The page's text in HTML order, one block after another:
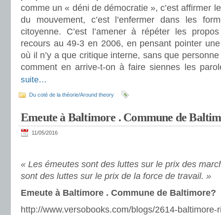
comme un « déni de démocratie », c’est affirmer
du mouvement, c’est l’enfermer dans les
citoyenne. C’est l’amener à répéter les
recours au 49-3 en 2006, en pensant pointer
où il n’y a que critique interne, sans que
comment en arrive-t-on à faire siennes les
suite…
Du coté de la théorie/Around theory
Emeute à Baltimore . Commune de
11/05/2016
« Les émeutes sont des luttes sur le prix des
sont des luttes sur le prix de la force de travail. »
Emeute à Baltimore . Commune de Baltimore?
http://www.versobooks.com/blogs/2614-